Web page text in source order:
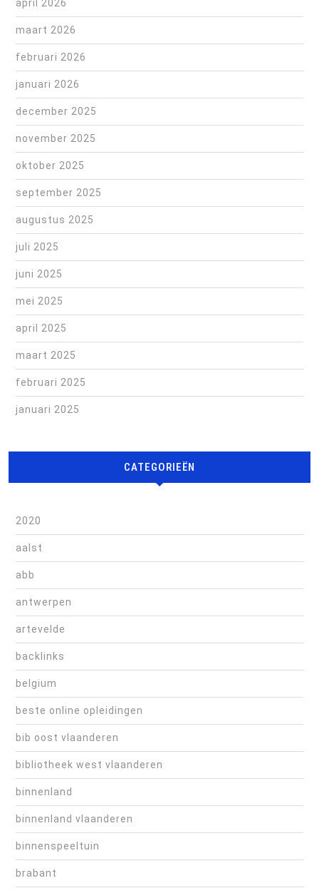
april 2026
maart 2026
februari 2026
januari 2026
december 2025
november 2025
oktober 2025
september 2025
augustus 2025
juli 2025
juni 2025
mei 2025
april 2025
maart 2025
februari 2025
januari 2025
CATEGORIEËN
2020
aalst
abb
antwerpen
artevelde
backlinks
belgium
beste online opleidingen
bib oost vlaanderen
bibliotheek west vlaanderen
binnenland
binnenland vlaanderen
binnenspeeltuin
brabant